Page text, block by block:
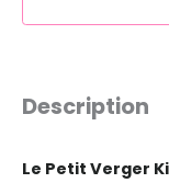
Description
Le Petit Verger